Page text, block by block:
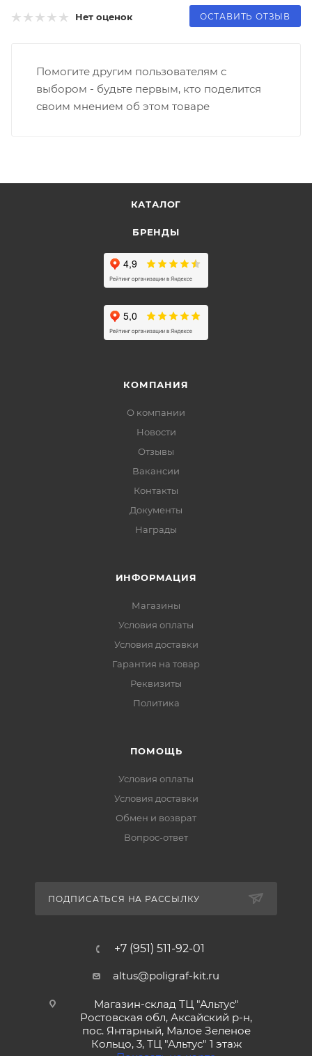
Нет оценок ОСТАВИТЬ ОТЗЫВ
Помогите другим пользователям с
выбором - будьте первым, кто поделится
своим мнением об этом товаре
КАТАЛОГ
БРЕНДЫ
КОМПАНИЯ
О компании
Новости
Отзывы
Вакансии
Контакты
Документы
Награды
ИНФОРМАЦИЯ
Магазины
Условия оплаты
Условия доставки
Гарантия на товар
Реквизиты
Политика
ПОМОЩЬ
Условия оплаты
Условия доставки
Обмен и возврат
Вопрос-ответ
ПОДПИСАТЬСЯ НА РАССЫЛКУ
+7 (951) 511-92-01
altus@poligraf-kit.ru
Магазин-склад ТЦ "Альтус"
Ростовская обл, Аксайский р-н,
пос. Янтарный, Малое Зеленое
Кольцо, 3, ТЦ "Альтус" 1 этаж